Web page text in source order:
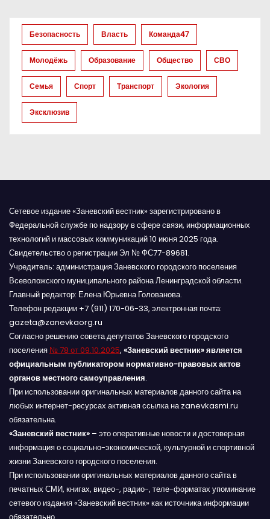
з
а
п
и
с
м
Безопасность Власть Команда47
Молодёжь Образование Общество СВО
Семья Спорт Транспорт Экология
Эксклюзив
Сетевое издание «Заневский вестник» зарегистрировано в
Федеральной службе по надзору в сфере связи, информационных
технологий и массовых коммуникаций 10 июня 2025 года.
Свидетельство о регистрации Эл № ФС77-89681.
Учредитель: администрация Заневского городского поселения
Всеволожского муниципального района Ленинградской области.
Главный редактор: Елена Юрьевна Голованова.
Телефон редакции +7 (911) 170-06-33, электронная почта:
gazeta@zanevkaorg.ru
Согласно решению совета депутатов Заневского городского
поселения № 78 от 09.10.2025, «Заневский вестник» является
официальным публикатором нормативно-правовых актов
органов местного самоуправления.
При использовании оригинальных материалов данного сайта на
любых интернет-ресурсах активная ссылка на zanevkasmi.ru
обязательна.
«Заневский вестник» – это оперативные новости и достоверная
информация о социально-экономической, культурной и спортивной
жизни Заневского городского поселения.
При использовании оригинальных материалов данного сайта в
печатных СМИ, книгах, видео-, радио-, теле-форматах упоминание
сетевого издания «Заневский вестник» как источника информации